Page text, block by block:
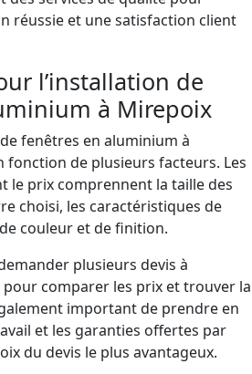
réussie et une satisfaction client
l’installation de
à Mirepoix
fenêtres en aluminium à
fonction de plusieurs facteurs. Les
le prix comprennent la taille des
choisi, les caractéristiques de
couleur et de finition.
plusieurs devis à
comparer les prix et trouver la
important de prendre en
et les garanties offertes par
du devis le plus avantageux.